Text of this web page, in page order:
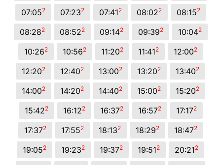
07:052 07:232 07:412 08:022 08:152
08:282 08:522 09:142 09:392 10:042
10:262 10:562 11:202 11:412 12:002
12:202 12:402 13:002 13:202 13:402
14:002 14:202 14:402 15:002 15:202
15:422 16:122 16:372 16:572 17:172
17:372 17:552 18:132 18:292 18:472
19:052 19:232 19:372 19:512 20:212